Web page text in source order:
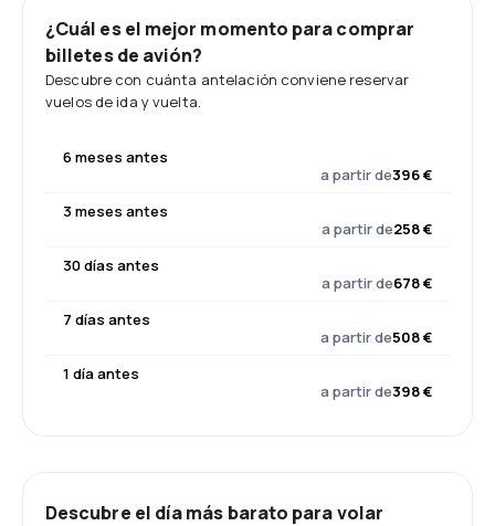
¿Cuál es el mejor momento para comprar
billetes de avión?
Descubre con cuánta antelación conviene reservar
vuelos de ida y vuelta.
6 meses antes
a partir de396 €
3 meses antes
a partir de258 €
30 días antes
a partir de678 €
7 días antes
a partir de508 €
1 día antes
a partir de398 €
Descubre el día más barato para volar